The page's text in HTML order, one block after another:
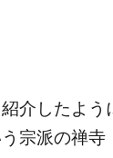
介したよう
宗派の禅寺